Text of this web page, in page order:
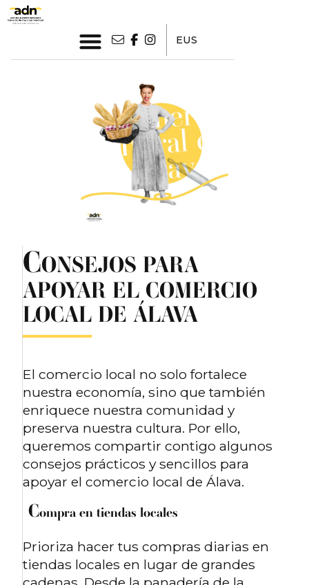
EUS
CONSEJOS PARA
APOYAR EL COMERCIO
LOCAL DE ÁLAVA
El comercio local no solo fortalece
nuestra economía, sino que también
enriquece nuestra comunidad y
preserva nuestra cultura. Por ello,
queremos compartir contigo algunos
consejos prácticos y sencillos para
apoyar el comercio local de Álava.
Compra en tiendas locales
Prioriza hacer tus compras diarias en
tiendas locales en lugar de grandes